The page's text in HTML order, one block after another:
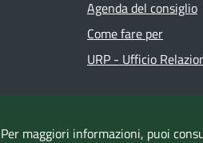
Agenda del consiglio
Come fare per
URP - Ufficio
maggiori informazioni, puoi